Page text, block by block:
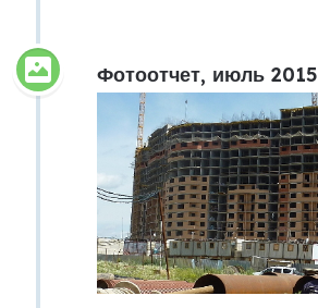
Фотоотчет, июль 2015